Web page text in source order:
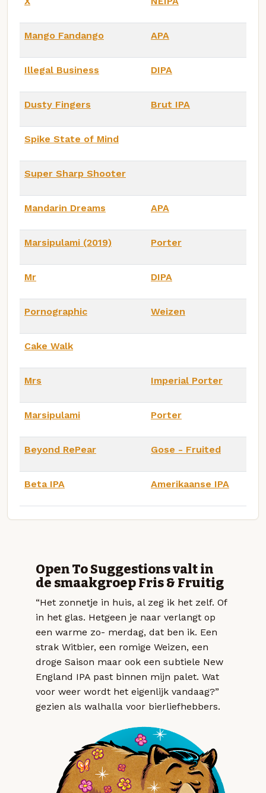
Mango Fandango APA
Illegal Business DIPA
Dusty Fingers Brut IPA
Spike State of Mind
Super Sharp Shooter
Mandarin Dreams APA
Marsipulami (2019) Porter
Mr DIPA
Pornographic Weizen
Cake Walk
Mrs Imperial Porter
Marsipulami Porter
Beyond RePear Gose - Fruited
Beta IPA Amerikaanse IPA
Open To Suggestions valt in
de smaakgroep Fris & Fruitig
“Het zonnetje in huis, al zeg ik het zelf. Of
in het glas. Hetgeen je naar verlangt op
een warme zo- merdag, dat ben ik. Een
strak Witbier, een romige Weizen, een
droge Saison maar ook een subtiele New
England IPA past binnen mijn palet. Wat
voor weer wordt het eigenlijk vandaag?”
gezien als walhalla voor bierliefhebbers.